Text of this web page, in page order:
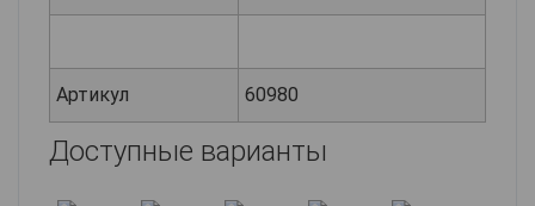
Артикул 60980
Доступные варианты